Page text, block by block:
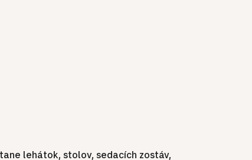
lehátok, stolov, sedacích zostáv,